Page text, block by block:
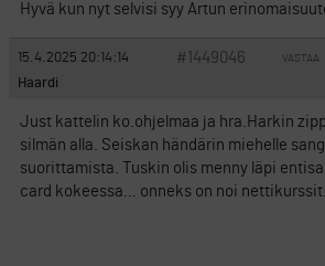
Hyvä kun nyt selvisi syy Artun
15.4.2025 20:14:14 #1449046 VASTAA
Haardi
Just kattelin ko.ohjelmaa ja hra.Harkin
silmän alla. Seiskan händärin miehelle
suorittamista. Tuskin olis menny läpi
card kokeessa… onneks on noi